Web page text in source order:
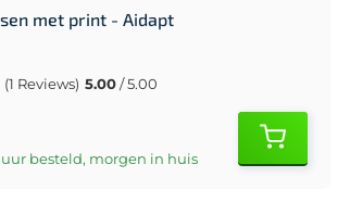
met print - Aidapt
(1 Reviews) 5.00/ 5.00
uur besteld, morgen in huis